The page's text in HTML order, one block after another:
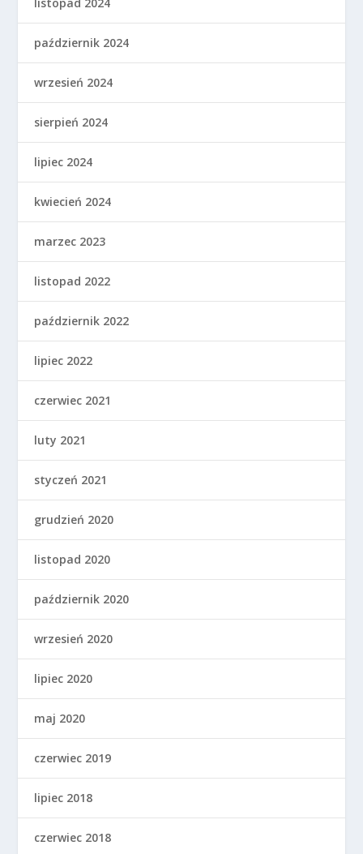
październik 2024
wrzesień 2024
sierpień 2024
lipiec 2024
kwiecień 2024
marzec 2023
listopad 2022
październik 2022
lipiec 2022
czerwiec 2021
luty 2021
styczeń 2021
grudzień 2020
listopad 2020
październik 2020
wrzesień 2020
lipiec 2020
maj 2020
czerwiec 2019
lipiec 2018
czerwiec 2018